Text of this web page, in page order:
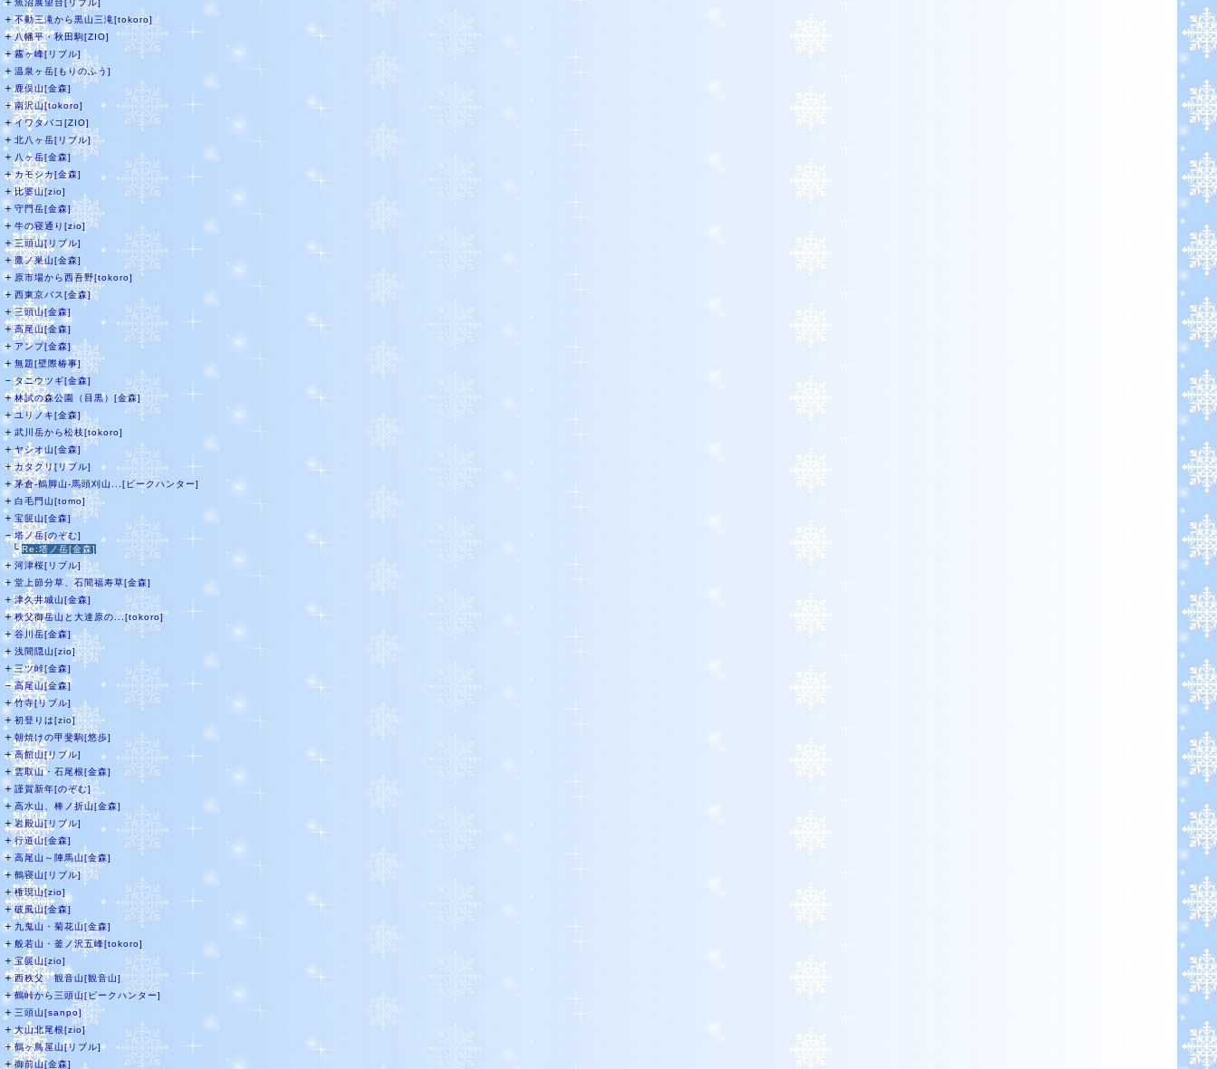
魚沼展望台[リブル]
＋不動三滝から黒山三滝[tokoro]
＋八幡平・秋田駒[ZIO]
＋霧ヶ峰[リブル]
＋ 温泉ヶ岳[もりのふう]
＋鹿俣山[金森]
＋南沢山[tokoro]
＋イワタバコ[ZIO]
＋ 北八ヶ岳[リブル]
＋ 八ヶ岳[金森]
＋カモシカ[金森]
＋比婆山[zio]
＋ 守門岳[金森]
＋ 牛の寝通り[zio]
＋三頭山[リブル]
＋鷹ノ巣山[金森]
＋ 原市場から西吾野[tokoro]
＋ 西東京バス[金森]
＋三頭山[金森]
＋高尾山[金森]
＋ アンプ[金森]
＋ 無題[壁際椿事]
－タニウツギ[金森]
＋林試の森公園（目黒）[金森]
＋ユリノキ[金森]
＋ 武川岳から松枝[tokoro]
＋ヤシオ山[金森]
＋カタクリ[リプル]
＋茅倉-鶴脚山-馬頭刈山...[ピークハンター]
＋ 白毛門山[tomo]
＋ 宝篋山[金森]
－塔ノ岳[のぞむ]
└Re:塔ノ岳[金森]
＋ 河津桜[リブル]
＋ 堂上節分草、石間福寿草[金森]
＋津久井城山[金森]
＋秩父御岳山と大達原の...[tokoro]
＋谷川岳[金森]
＋ 浅間隠山[zio]
＋三ツ峠[金森]
－高尾山[金森]
＋竹寺[リブル]
＋ 初登りは[zio]
＋朝焼けの甲斐駒[悠歩]
＋高館山[リブル]
＋雲取山・石尾根[金森]
＋ 謹賀新年[のぞむ]
＋ 高水山、棒ノ折山[金森]
＋岩殿山[リブル]
＋行道山[金森]
＋ 高尾山～陣馬山[金森]
＋ 鶴寝山[リブル]
＋権現山[zio]
＋破風山[金森]
＋ 九鬼山・菊花山[金森]
＋ 般若山・釜ノ沢五峰[tokoro]
＋宝篋山[zio]
＋西秩父 観音山[観音山]
＋鶴峠から三頭山[ピークハンター]
＋ 三頭山[sanpo]
＋大山北尾根[zio]
＋鶴ヶ鳥屋山[リブル]
＋御前山[金森]